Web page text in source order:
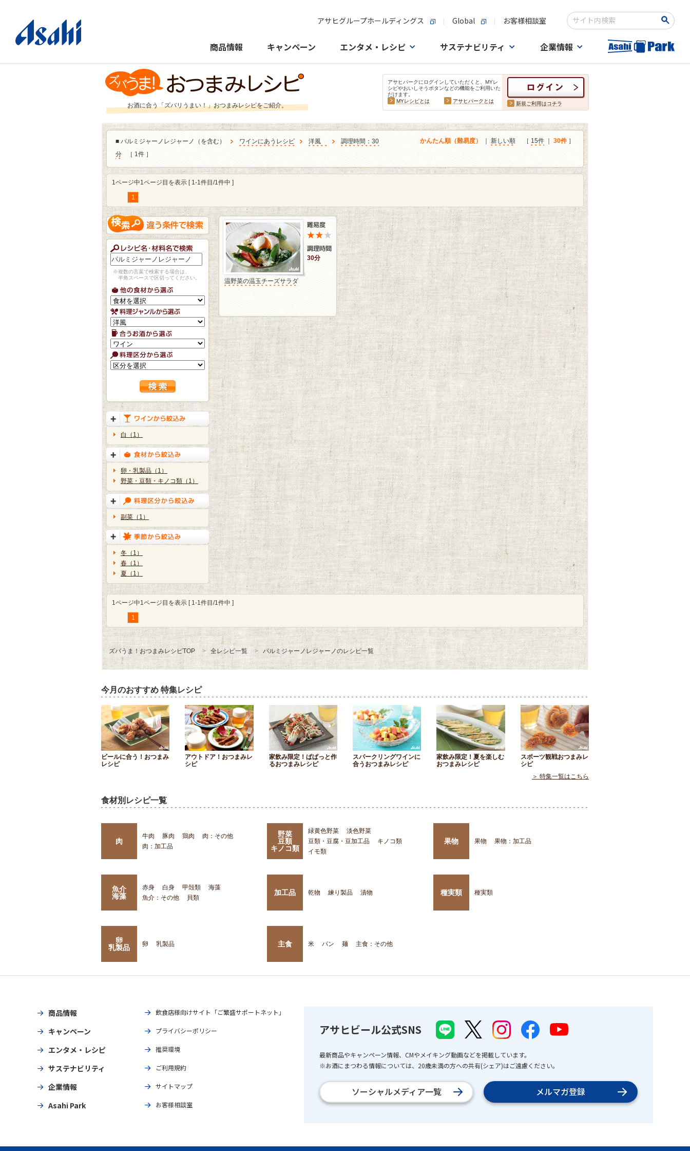
アサヒグループホールディングス Global お客様相談室
検索キーワード入力
商品情報 キャンペーン エンタメ・レシピ サステナビリティ 企業情報
お酒に合う「ズバリうまい！」おつまみレシピをご紹介。
アサヒパークにログインしていただくと、MYレ
シピやおいしそうボタンなどの機能をご利用いた
だけます。
MYレシピとは
アサヒパークとは 新規ご利用はコチラ
■ パルミジャーノレジャーノ（を含む） ワインにあうレシピ 洋風
調理時間：30
分
［ 1件 ］
かんたん順（難易度） 新しい順 ［ 15件 30件 ］
1ページ中1ページ目を表示 [ 1-1件目/1件中 ]
1
※複数の言葉で検索する場合は、
半角スペースで区切ってください。
白（1）
卵・乳製品（1）
野菜・豆類・キノコ類（1）
副菜（1）
冬（1）
春（1）
夏（1）
30分
温野菜の温玉チーズサラダ
1ページ中1ページ目を表示 [ 1-1件目/1件中 ]
1
ズバうま！おつまみレシピTOP 全レシピ一覧 パルミジャーノレジャーノのレシピ一覧
今月のおすすめ 特集レシピ
ビールに合う！おつまみ
レシピ
アウトドア！おつまみレ
シピ
家飲み限定！ぱぱっと作
るおつまみレシピ
スパークリングワインに
合うおつまみレシピ
家飲み限定！夏を楽しむ
おつまみレシピ
スポーツ観戦おつまみレ
シピ
＞ 特集一覧はこちら
食材別レシピ一覧
肉
牛肉 豚肉 鶏肉
肉：その他
肉：加工品
野菜
豆類
キノコ類
緑黄色野菜
淡色野菜
豆類・豆腐・豆加工品
キノコ類
イモ類
果物 果物 果物：加工品
魚介
海藻
赤身 白身 甲殻類
海藻
魚介：その他
貝類
加工品 乾物 練り製品 漬物 種実類 種実類
卵
乳製品
卵 乳製品 主食 米 パン 麺 主食：その他
商品情報
キャンペーン
エンタメ・レシピ
サステナビリティ
企業情報
Asahi Park
飲食店様向けサイト「ご繁盛サポートネット」
プライバシーポリシー
推奨環境
ご利用規約
サイトマップ
お客様相談室
アサヒビール公式SNS
最新商品やキャンペーン情報、CMやメイキング動画などを掲載しています。
※お酒にまつわる情報については、20歳未満の方への共有(シェア)はご遠慮ください。
ソーシャルメディア一覧 メルマガ登録